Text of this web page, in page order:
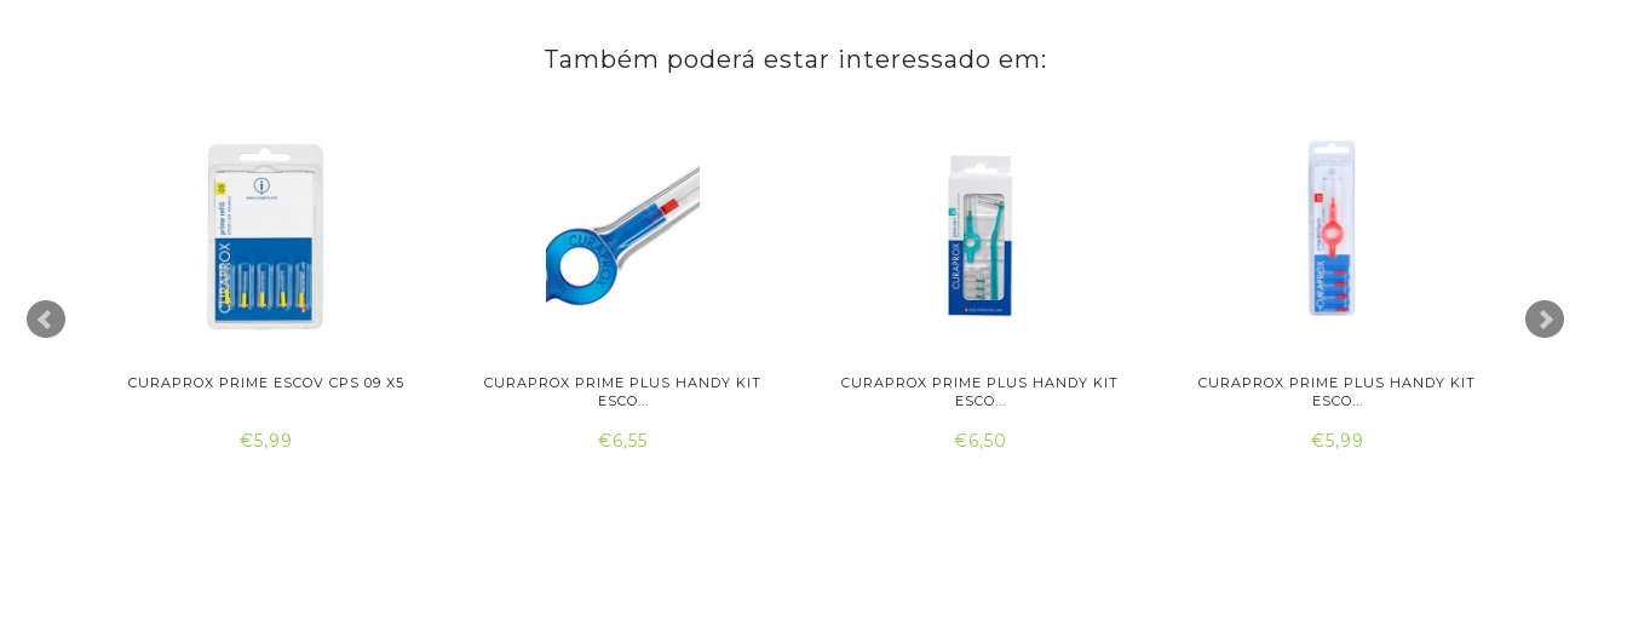
Também poderá estar interessado em:
CURAPROX PRIME ESCOV CPS 09 X5
€5,99
CURAPROX PRIME PLUS HANDY KIT
ESCO...
€6,55
CURAPROX PRIME PLUS HANDY KIT
ESCO...
€6,50
CURAPROX PRIME PLUS HANDY KIT
ESCO...
€5,99